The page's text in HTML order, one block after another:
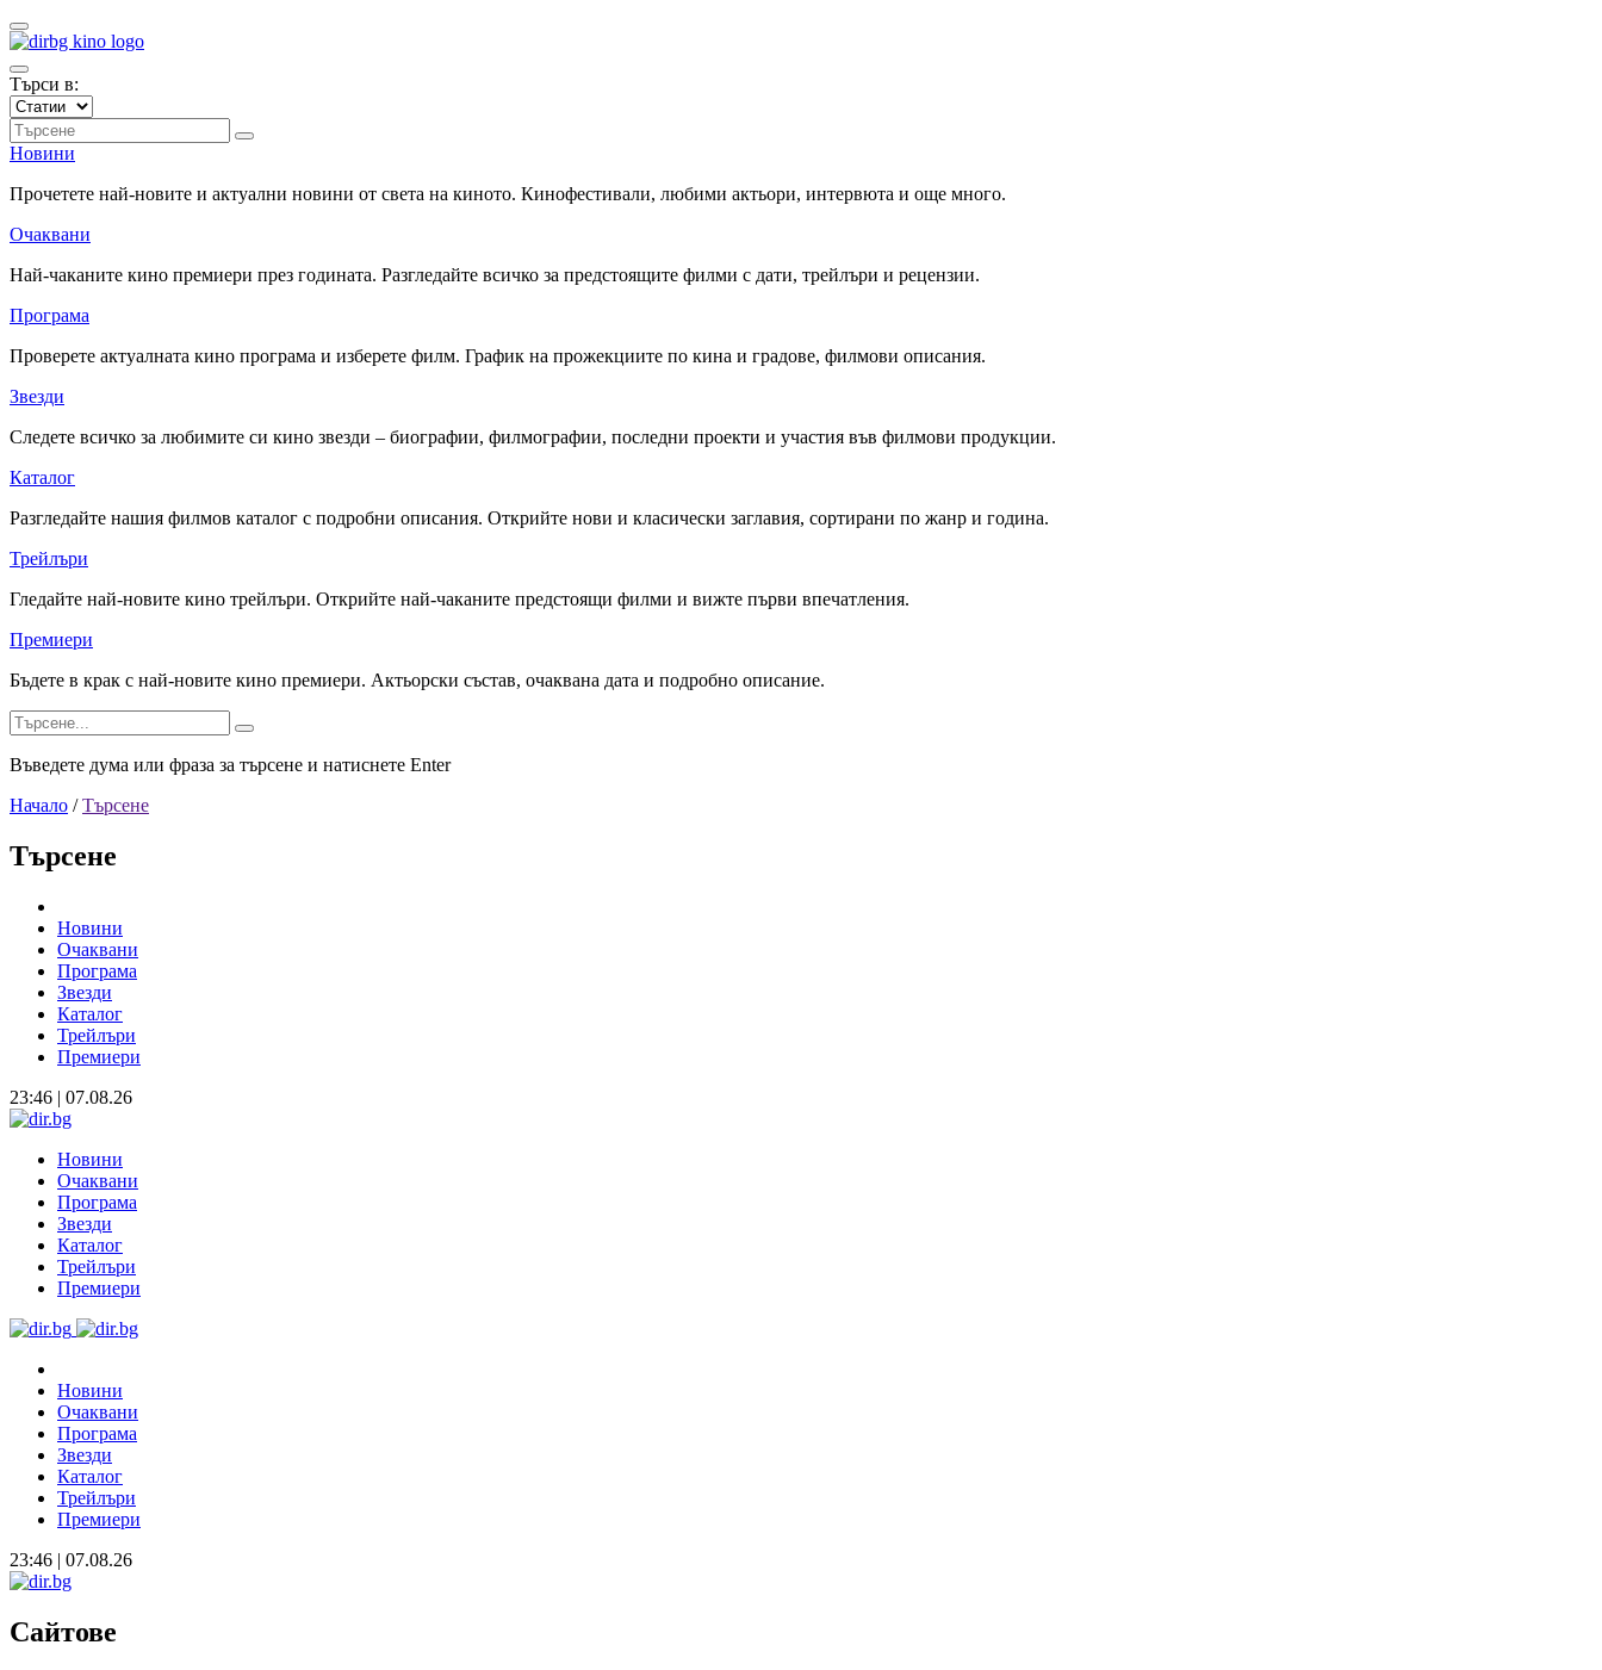
Търси в:
Новини
Прочетете най-новите и актуални новини от света на киното. Кинофестивали, любими актьори, интервюта и още много.
Очаквани
Най-чаканите кино премиери през годината. Разгледайте всичко за предстоящите филми с дати, трейлъри и рецензии.
Програма
Проверете актуалната кино програма и изберете филм. График на прожекциите по кина и градове, филмови описания.
Звезди
Следете всичко за любимите си кино звезди – биографии, филмографии, последни проекти и участия във филмови продукции.
Каталог
Разгледайте нашия филмов каталог с подробни описания. Открийте нови и класически заглавия, сортирани по жанр и година.
Трейлъри
Гледайте най-новите кино трейлъри. Открийте най-чаканите предстоящи филми и вижте първи впечатления.
Премиери
Бъдете в крак с най-новите кино премиери. Актьорски състав, очаквана дата и подробно описание.
Въведете дума или фраза за търсене и натиснете Enter
Начало / Търсене
Търсене
Новини
Очаквани
Програма
Звезди
Каталог
Трейлъри
Премиери
23:46 | 07.08.26
Новини
Очаквани
Програма
Звезди
Каталог
Трейлъри
Премиери
Новини
Очаквани
Програма
Звезди
Каталог
Трейлъри
Премиери
23:46 | 07.08.26
Сайтове